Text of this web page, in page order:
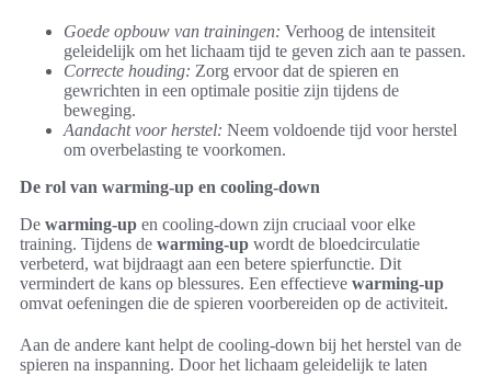
Goede opbouw van trainingen: Verhoog de intensiteit
geleidelijk om het lichaam tijd te geven zich aan te passen.
Correcte houding: Zorg ervoor dat de spieren en
gewrichten in een optimale positie zijn tijdens de
beweging.
Aandacht voor herstel: Neem voldoende tijd voor herstel
om overbelasting te voorkomen.
De rol van warming-up en cooling-down
De warming-up en cooling-down zijn cruciaal voor elke
training. Tijdens de warming-up wordt de bloedcirculatie
verbeterd, wat bijdraagt aan een betere spierfunctie. Dit
vermindert de kans op blessures. Een effectieve warming-up
omvat oefeningen die de spieren voorbereiden op de activiteit.
Aan de andere kant helpt de cooling-down bij het herstel van de
spieren na inspanning. Door het lichaam geleidelijk te laten